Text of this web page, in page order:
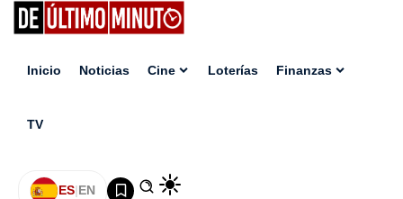
Inicio Noticias Cine Loterías Finanzas
TV
ES|EN